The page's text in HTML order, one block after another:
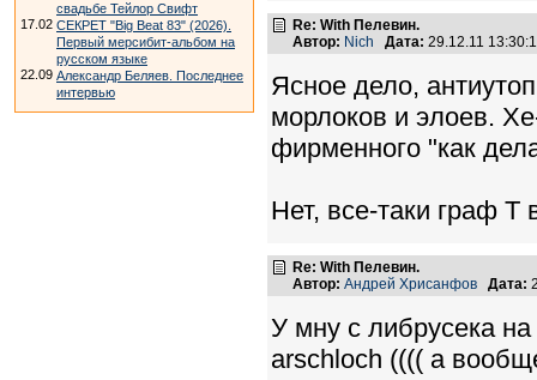
свадьбе Тейлор Свифт
17.02 СЕКРЕТ "Big Beat 83" (2026).
Первый мерсибит-альбом на
русском языке
22.09 Александр Беляев. Последнее
интервью
Re: With Пелевин.
Автор: Nich Дата: 29.12.11
Ясное дело,
морлоков и элоев.
фирменного "как
Нет, все-таки граф
Re: With Пелевин.
Автор: Андрей Хрисанфов Дата:
У мну с либрусека
arschloch (((( а